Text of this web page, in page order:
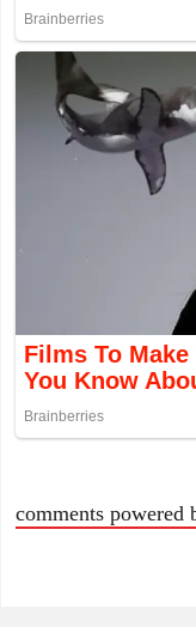
comments powered